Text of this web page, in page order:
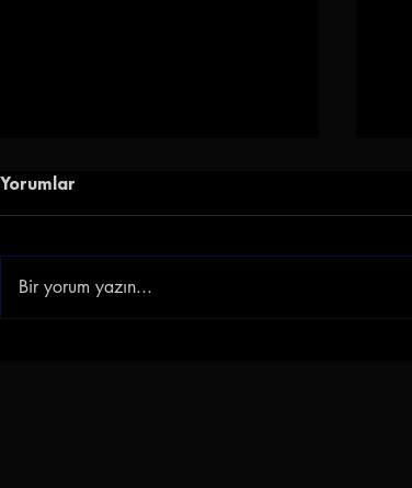
Yorumlar
Bir yorum yazın...